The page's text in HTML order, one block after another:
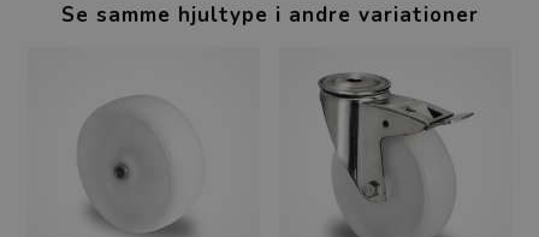
Se samme hjultype i andre variationer